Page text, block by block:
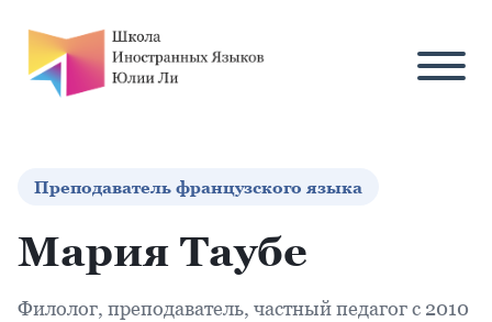
Преподаватель французского языка
Мария Таубе
Филолог, преподаватель, частный педагог с 2010